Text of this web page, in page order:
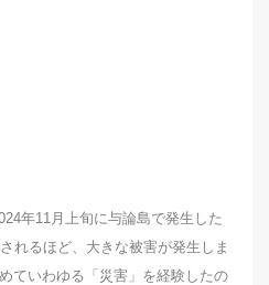
年11月上旬に与論島で発生した
れるほど、大きな被害が発生しま
ていわゆる「災害」を経験したの